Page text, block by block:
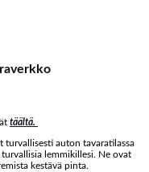
täältä.
turvallisesti auton tavaratilassa
lemmikillesi. Ne ovat
kestävä pinta.